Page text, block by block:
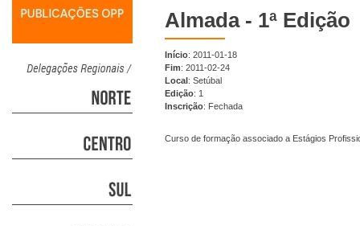
Almada - 1ª Edição
Início: 2011-01-18
Fim: 2011-02-24
Local: Setúbal
Edição: 1
Inscrição: Fechada
Curso de formação associado a Estágios